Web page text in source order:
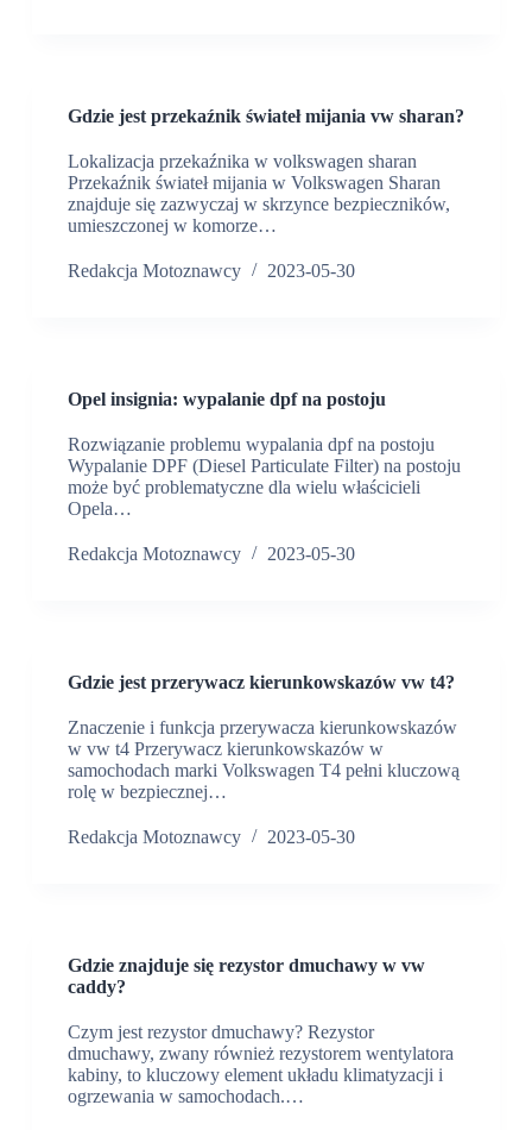
Gdzie jest przekaźnik świateł mijania vw sharan?
Lokalizacja przekaźnika w volkswagen sharan
Przekaźnik świateł mijania w Volkswagen Sharan
znajduje się zazwyczaj w skrzynce bezpieczników,
umieszczonej w komorze…
Redakcja Motoznawcy 2023-05-30
Opel insignia: wypalanie dpf na postoju
Rozwiązanie problemu wypalania dpf na postoju
Wypalanie DPF (Diesel Particulate Filter) na postoju
może być problematyczne dla wielu właścicieli
Opela…
Redakcja Motoznawcy 2023-05-30
Gdzie jest przerywacz kierunkowskazów vw t4?
Znaczenie i funkcja przerywacza kierunkowskazów
w vw t4 Przerywacz kierunkowskazów w
samochodach marki Volkswagen T4 pełni kluczową
rolę w bezpiecznej…
Redakcja Motoznawcy 2023-05-30
Gdzie znajduje się rezystor dmuchawy w vw
caddy?
Czym jest rezystor dmuchawy? Rezystor
dmuchawy, zwany również rezystorem wentylatora
kabiny, to kluczowy element układu klimatyzacji i
ogrzewania w samochodach.…